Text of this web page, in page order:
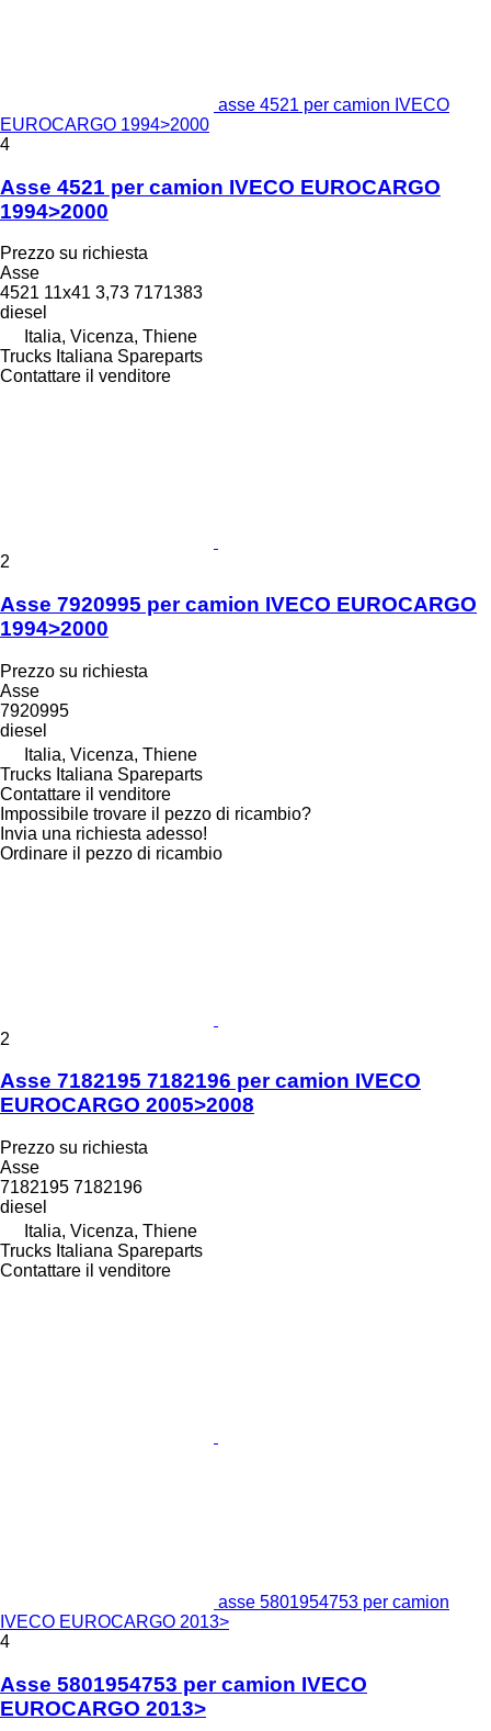
asse 4521 per camion IVECO
EUROCARGO 1994>2000
4
Asse 4521 per camion IVECO EUROCARGO
1994>2000
Prezzo su richiesta
Asse
4521 11x41 3,73 7171383
diesel
Italia, Vicenza, Thiene
Trucks Italiana Spareparts
Contattare il venditore
2
Asse 7920995 per camion IVECO EUROCARGO
1994>2000
Prezzo su richiesta
Asse
7920995
diesel
Italia, Vicenza, Thiene
Trucks Italiana Spareparts
Contattare il venditore
Impossibile trovare il pezzo di ricambio?
Invia una richiesta adesso!
Ordinare il pezzo di ricambio
2
Asse 7182195 7182196 per camion IVECO
EUROCARGO 2005>2008
Prezzo su richiesta
Asse
7182195 7182196
diesel
Italia, Vicenza, Thiene
Trucks Italiana Spareparts
Contattare il venditore
asse 5801954753 per camion
IVECO EUROCARGO 2013>
4
Asse 5801954753 per camion IVECO
EUROCARGO 2013>